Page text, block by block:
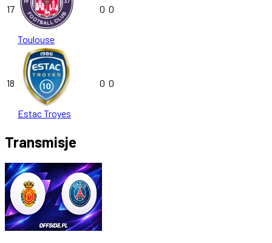
17
Toulouse
0 0
18
Estac Troyes
0 0
Transmisje